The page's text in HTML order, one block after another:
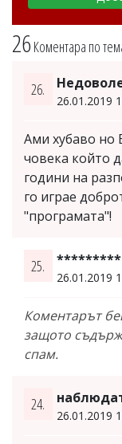
26Коментара по
26.
26.01.2019
Ами хубаво но
човека който
години на
го играе
"програмата"!
25. *********
26.01.2019
Коментарът
защото
спам.
24.
26.01.2019